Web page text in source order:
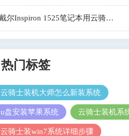
戴尔Inspiron 1525笔记本用云骑士一键装机教程
热门标签
云骑士装机大师怎么新装系统
u盘安装苹果系统 云骑士装机系
云骑士装win7系统详细步骤